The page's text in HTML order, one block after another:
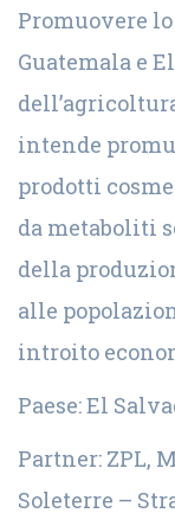
Promuovere
Guatemala e
intende
prodotti
da metaboliti
della
alle
introito
Paese: El
Partner: ZPL,
Soleterre –